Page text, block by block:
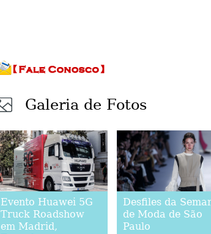
Galeria de Fotos
Evento Huawei 5G
Truck Roadshow
em Madrid,
Desfiles da
de Moda de São
Paulo